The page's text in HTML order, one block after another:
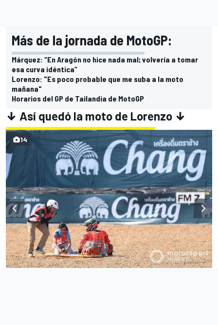
Más de la jornada de MotoGP:
Márquez: “En Aragón no hice nada mal; volvería a tomar
esa curva idéntica”
Lorenzo: "Es poco probable que me suba a la moto
mañana"
Horarios del GP de Tailandia de MotoGP
↓ Así quedó la moto de Lorenzo ↓
14